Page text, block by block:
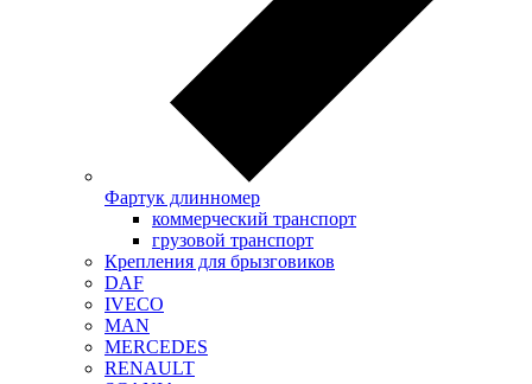
Фартук длинномер
коммерческий транспорт
грузовой транспорт
Крепления для брызговиков
DAF
IVECO
MAN
MERCEDES
RENAULT